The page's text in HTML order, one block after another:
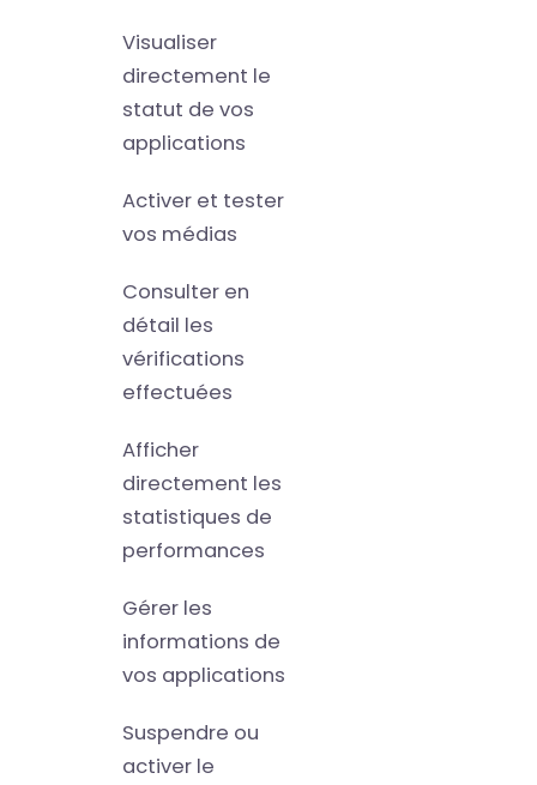
Visualiser
directement le
statut de vos
applications
Activer et tester
vos médias
Consulter en
détail les
vérifications
effectuées
Afficher
directement les
statistiques de
performances
Gérer les
informations de
vos applications
Suspendre ou
activer le